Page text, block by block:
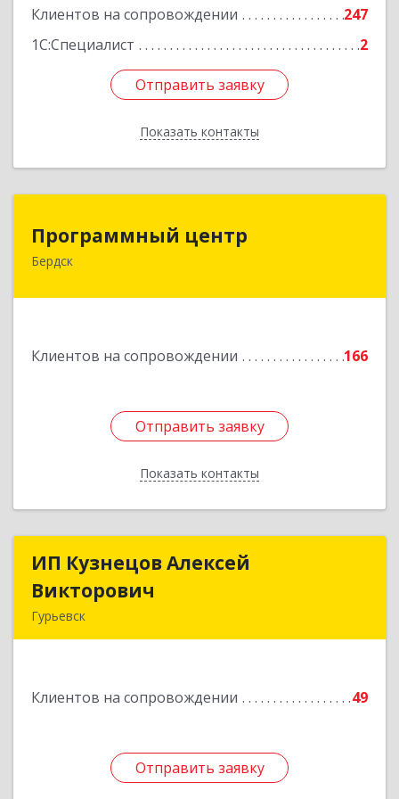
Клиентов на сопровождении
247
1С:Специалист
2
Отправить заявку
Показать контакты
Отправить заявку
Назад
Программный центр
Бердск
Клиентов на сопровождении 166
Отправить заявку
Показать контакты
Программный центр
Отправить заявку
Назад
ИП Кузнецов Алексей
Викторович
Гурьевск
Клиентов на сопровождении 49
Отправить заявку
ИП Кузнецов Алексей
Подробнее
Отправить заявку